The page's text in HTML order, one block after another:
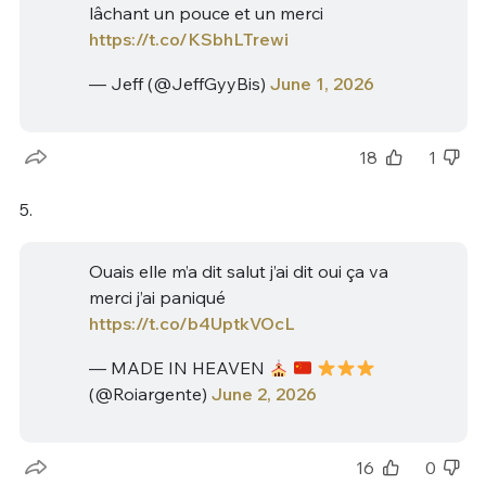
lâchant un pouce et un merci
https://t.co/KSbhLTrewi
— Jeff (@JeffGyyBis) June 1, 2026
18 1
5.
Ouais elle m’a dit salut j’ai dit oui ça va
merci j’ai paniqué
https://t.co/b4UptkVOcL
— MADE IN HEAVEN
(@Roiargente) June 2, 2026
16 0